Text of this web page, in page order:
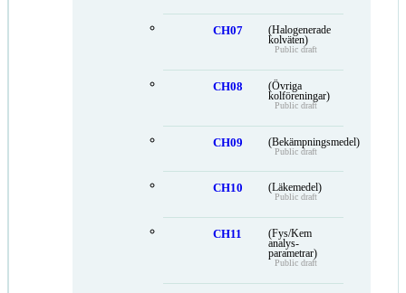
CH07
(Halogenerade
kolväten)
Public draft
CH08
(Övriga
kolföreningar)
Public draft
CH09 (Bekämpningsmedel)
Public draft
CH10 (Läkemedel)
Public draft
CH11
(Fys/Kem
analys-
parametrar)
Public draft